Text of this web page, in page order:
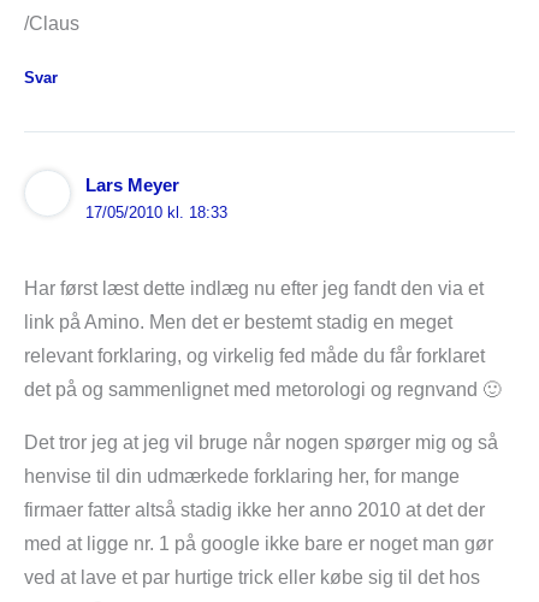
/Claus
Svar
Lars Meyer
17/05/2010 kl. 18:33
Har først læst dette indlæg nu efter jeg fandt den via et
link på Amino. Men det er bestemt stadig en meget
relevant forklaring, og virkelig fed måde du får forklaret
det på og sammenlignet med metorologi og regnvand 🙂
Det tror jeg at jeg vil bruge når nogen spørger mig og så
henvise til din udmærkede forklaring her, for mange
firmaer fatter altså stadig ikke her anno 2010 at det der
med at ligge nr. 1 på google ikke bare er noget man gør
ved at lave et par hurtige trick eller købe sig til det hos